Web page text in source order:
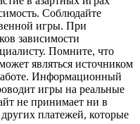
Соблюдайте
игры. При
зависимости
Помните, что
являться источником
Информационный
игры на реальные
не принимает ни в
платежей, которые